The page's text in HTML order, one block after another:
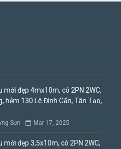
mới đẹp 4mx10m, có 2PN 2WC,
hẻm 130 Lê Đình Cẩn, Tân Tạo,
Sơn Mar 17, 2025
mới đẹp 3,5x10m, có 2PN 2WC,